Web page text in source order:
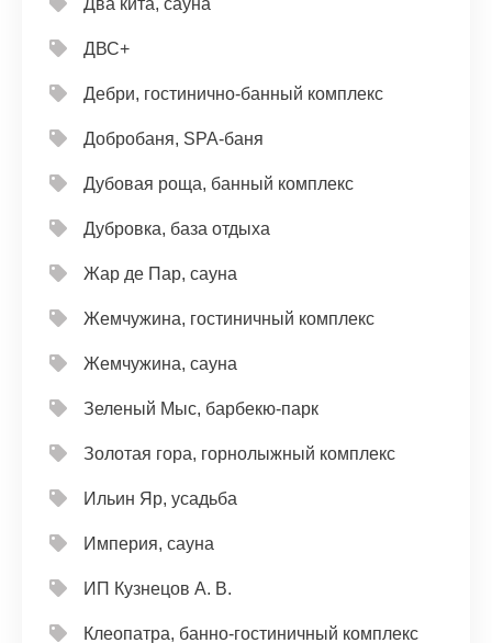
ДВС+
Дебри, гостинично-банный комплекс
Добробаня, SPA-баня
Дубовая роща, банный комплекс
Дубровка, база отдыха
Жар де Пар, сауна
Жемчужина, гостиничный комплекс
Жемчужина, сауна
Зеленый Мыс, барбекю-парк
Золотая гора, горнолыжный комплекс
Ильин Яр, усадьба
Империя, сауна
ИП Кузнецов А. В.
Клеопатра, банно-гостиничный комплекс